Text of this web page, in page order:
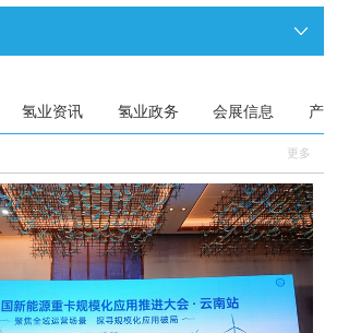
德工业装备，与市区相关领导就威海文登区氢能
氢业资讯 氢业政务 会展信息 产
更多